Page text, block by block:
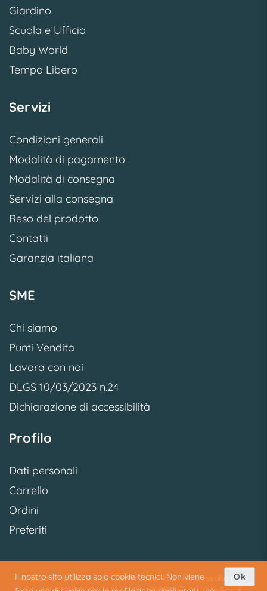
Il nostro sito utilizza solo cookie tecnici. Non viene
Ok
Giardino
Scuola e Ufficio
Baby World
Tempo Libero
Servizi
Condizioni generali
Modalità di pagamento
Modalità di consegna
Servizi alla consegna
Reso del prodotto
Contatti
Garanzia italiana
SME
Chi siamo
Punti Vendita
Lavora con noi
DLGS 10/03/2023 n.24
Dichiarazione di accessibilità
Profilo
Dati personali
Carrello
Ordini
Preferiti
© 2026 SME S.p.A. S.U. - Via Vittoria, 45 31040 Cessalto (TV)